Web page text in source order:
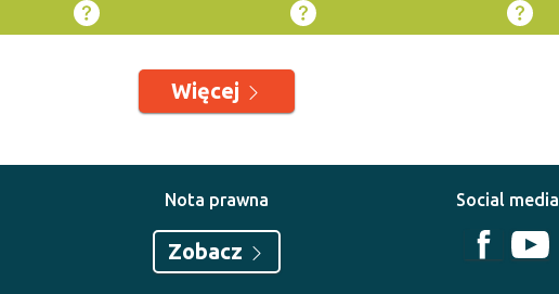
Więcej
Nota prawna
Zobacz
Social media